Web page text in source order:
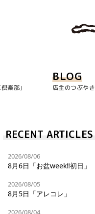
楽部｣
BLOG
店主のつぶやき
RECENT ARTICLES
2026/08/06
8月6日「お盆week‼︎初日」
2026/08/05
8月5日「アレコレ」
2026/08/04